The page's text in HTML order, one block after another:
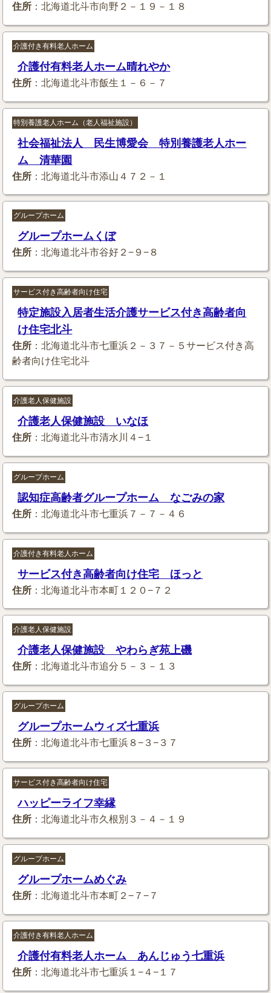
住所 ：北海道北斗市向野２－１９－１８
介護付き有料老人ホーム
介護付有料老人ホーム晴れやか
住所 ：北海道北斗市飯生１－６－７
特別養護老人ホーム（老人福祉施設）
社会福祉法人 民生博愛会 特別養護老人ホー
ム 清華園
住所 ：北海道北斗市添山４７２－１
グループホーム
グループホームくぼ
住所 ：北海道北斗市谷好２−９−８
サービス付き高齢者向け住宅
特定施設入居者生活介護サービス付き高齢者向
け住宅北斗
住所 ：北海道北斗市七重浜２－３７－５サービス付き高
齢者向け住宅北斗
介護老人保健施設
介護老人保健施設 いなほ
住所 ：北海道北斗市清水川４−１
グループホーム
認知症高齢者グループホーム なごみの家
住所 ：北海道北斗市七重浜７－７－４６
介護付き有料老人ホーム
サービス付き高齢者向け住宅 ほっと
住所 ：北海道北斗市本町１２０−７２
介護老人保健施設
介護老人保健施設 やわらぎ苑上磯
住所 ：北海道北斗市追分５－３－１３
グループホーム
グループホームウィズ七重浜
住所 ：北海道北斗市七重浜８−３−３７
サービス付き高齢者向け住宅
ハッピーライフ幸縁
住所 ：北海道北斗市久根別３－４－１９
グループホーム
グループホームめぐみ
住所 ：北海道北斗市本町２−７−７
介護付き有料老人ホーム
介護付有料老人ホーム あんじゅう七重浜
住所 ：北海道北斗市七重浜１−４−１７